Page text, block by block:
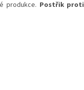
produkce. Postřik proti